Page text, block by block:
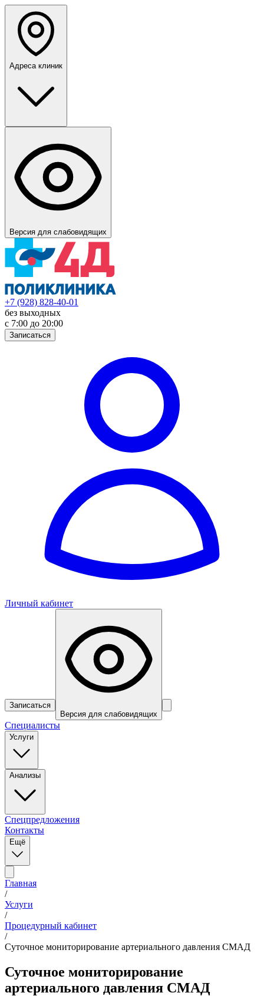
Адреса клиник
Версия для слабовидящих
+7 (928) 828-40-01
без выходных
с 7:00 до 20:00
Записаться
Личный кабинет
Записаться
Версия для слабовидящих
Специалисты
Услуги
Анализы
Спецпредложения
Контакты
Ещё
Главная
/
Услуги
/
Процедурный кабинет
/
Суточное мониторирование артериального давления СМАД
Суточное мониторирование
артериального давления СМАД